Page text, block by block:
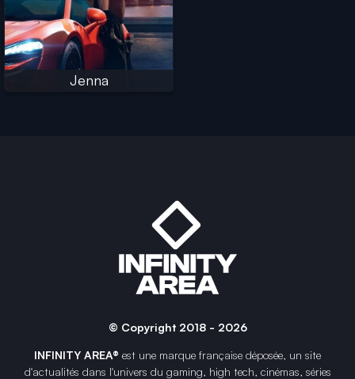
Jenna
© Copyright 2018 - 2026
INFINITY AREA® est une marque française déposée, un site
d'actualités dans l'univers du gaming, high tech, cinémas, séries